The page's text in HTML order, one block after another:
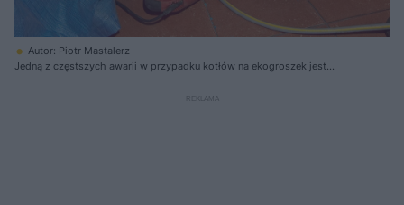
Autor: Piotr Mastalerz
Jedną z częstszych awarii w przypadku kotłów na ekogroszek jest